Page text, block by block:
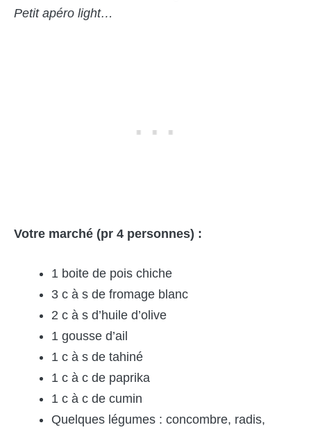
Petit apéro light…
Votre marché (pr 4 personnes) :
1 boite de pois chiche
3 c à s de fromage blanc
2 c à s d’huile d’olive
1 gousse d’ail
1 c à s de tahiné
1 c à c de paprika
1 c à c de cumin
Quelques légumes : concombre, radis,